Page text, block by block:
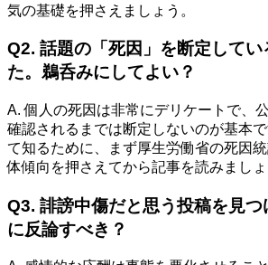
気の基礎を押さえましょう。
Q2. 話題の「死因」を断定してい
た。鵜呑みにしてよい？
A. 個人の死因は非常にデリケートで、
確認されるまでは断定しないのが基本
て知るために、まず厚生労働省の死因
体傾向を押さえてから記事を読みましょ
Q3. 誹謗中傷だと思う投稿を見つ
に反論すべき？